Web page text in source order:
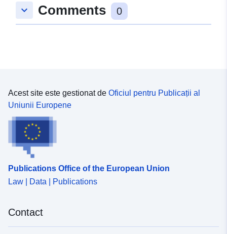
keyboard_arrow_down Comments 0
Acest site este gestionat de Oficiul pentru Publicații al
Uniunii Europene
Publications Office of the European Union
Law | Data | Publications
Contact